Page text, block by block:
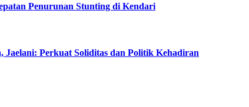
Penurunan Stunting di Kendari
Perkuat Soliditas dan Politik Kehadiran